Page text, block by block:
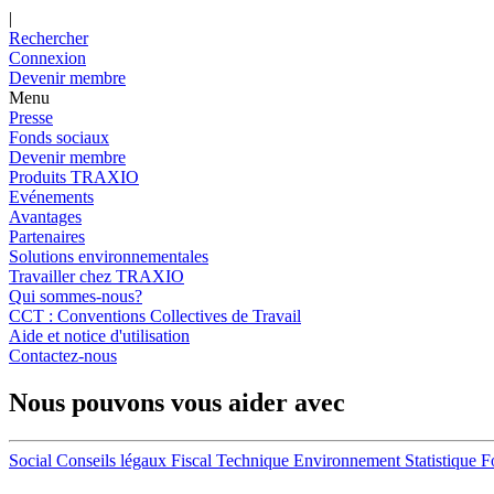
|
Rechercher
Connexion
Devenir membre
Menu
Presse
Fonds sociaux
Devenir membre
Produits TRAXIO
Evénements
Avantages
Partenaires
Solutions environnementales
Travailler chez TRAXIO
Qui sommes-nous?
CCT : Conventions Collectives de Travail
Aide et notice d'utilisation
Contactez-nous
Nous pouvons vous aider avec
Social Conseils légaux Fiscal Technique Environnement Statistique